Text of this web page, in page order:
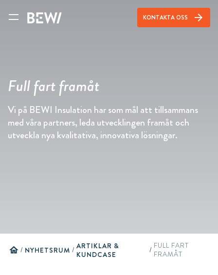
KONTAKTA OSS arrow_forward
Full fart framåt
Vi på BEWI Insulation har som mål att tillsammans
med våra partners, leda utvecklingen framåt och
utveckla nya kvalitativa, innovativa lösningar.
home / NYHETSRUM / ARTIKLAR &
KUNDCASE
/ FULL FART
FRAMÅT